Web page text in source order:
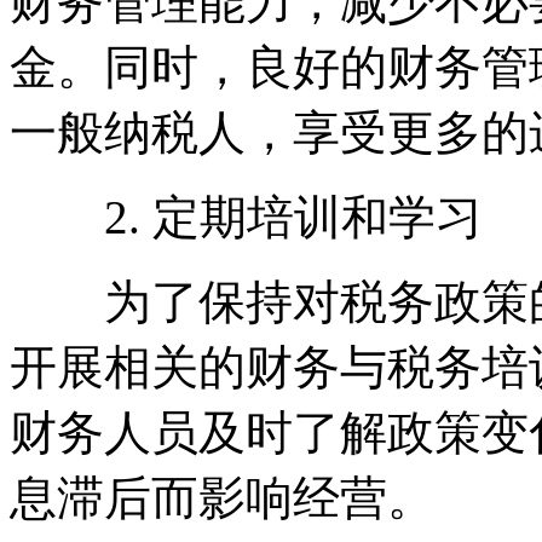
金。同时，良好的财务
一般纳税人，享受更多
2. 定期培训和学习
为了保持对税务政策
开展相关的财务与税务
财务人员及时了解政策
息滞后而影响经营。